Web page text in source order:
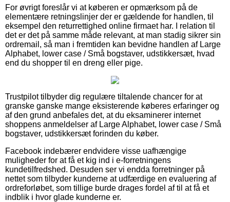
For øvrigt foreslår vi at køberen er opmærksom på de
elementære retningslinjer der er gældende for handlen, til
eksempel den returrettighed online firmaet har. I relation til
det er det på samme måde relevant, at man stadig sikrer sin
ordremail, så man i fremtiden kan bevidne handlen af Large
Alphabet, lower case / Små bogstaver, udstikkersæt, hvad
end du shopper til en dreng eller pige.
Trustpilot tilbyder dig regulære tiltalende chancer for at
granske ganske mange eksisterende køberes erfaringer og
af den grund anbefales det, at du eksaminerer internet
shoppens anmeldelser af Large Alphabet, lower case / Små
bogstaver, udstikkersæt forinden du køber.
Facebook indebærer endvidere visse uafhængige
muligheder for at få et kig ind i e-forretningens
kundetilfredshed. Desuden ser vi endda forretninger på
nettet som tilbyder kunderne at udfærdige en evaluering af
ordreforløbet, som tillige burde drages fordel af til at få et
indblik i hvor glade kunderne er.